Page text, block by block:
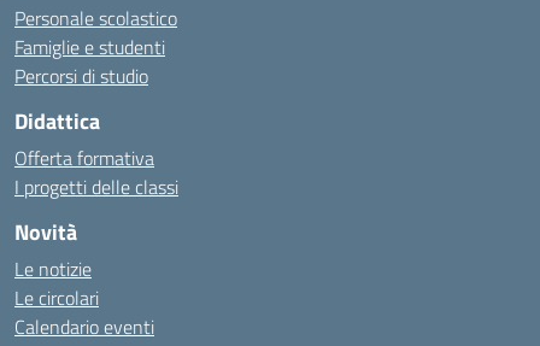
Personale scolastico
Famiglie e studenti
Percorsi di studio
Didattica
Offerta formativa
I progetti delle classi
Novità
Le notizie
Le circolari
Calendario eventi